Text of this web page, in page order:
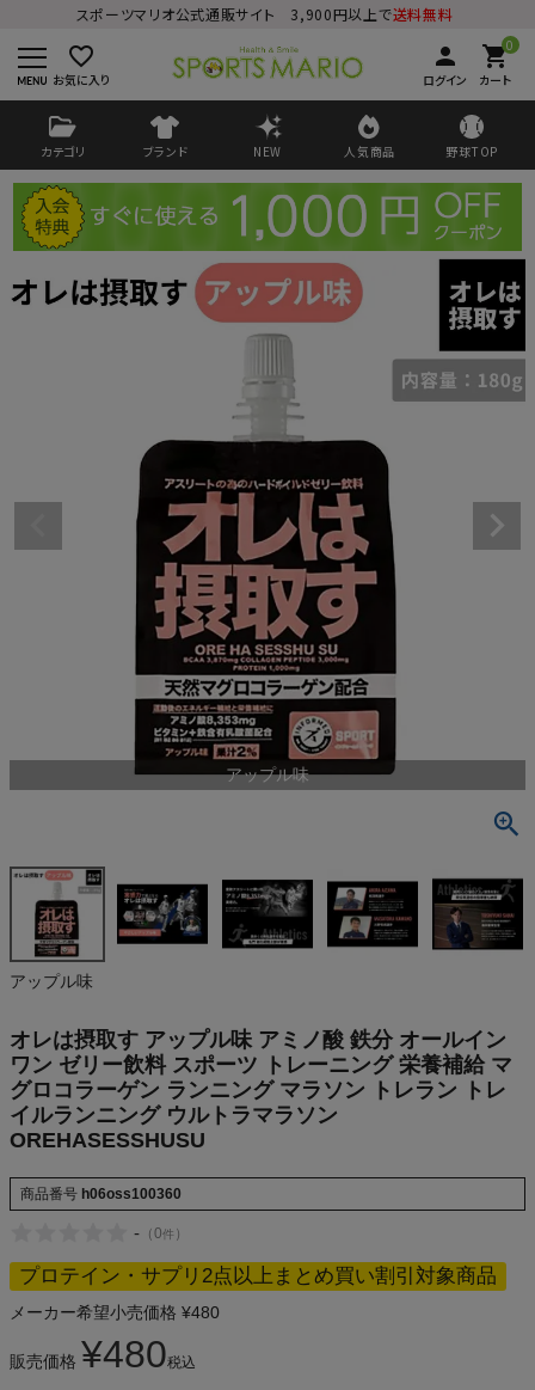
スポーツマリオ公式通販サイト 3,900円以上で送料無料
favorite_border
お気に入り
person
ログイン
0
shopping_cart
カート
カテゴリ ブランド NEW 人気商品 野球TOP
ログイン
検索
商品が見つからない方はこちら
THE NORTH FACE
CHUMS
HOKA
もっと見る
レディースカジュアルウェア
メンズスポーツウェア
レディーススポーツウェア
アップル味
アップル味
オレは摂取す アップル味 アミノ酸 鉄分 オールイン
ワン ゼリー飲料 スポーツ トレーニング 栄養補給 マ
グロコラーゲン ランニング マラソン トレラン トレ
イルランニング ウルトラマラソン
OREHASESSHUSU
商品番号 h06oss100360
- （0件 ）
プロテイン・サプリ2点以上まとめ買い割引対象商品
メーカー希望小売価格 ¥480
販売価格 ¥480税込